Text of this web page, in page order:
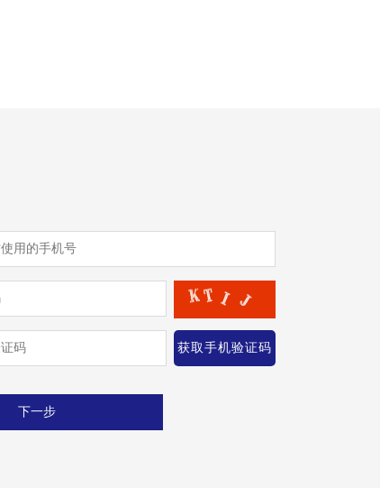
获取手机验证码
下一步